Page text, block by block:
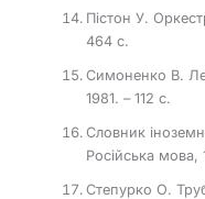
Пістон У.
464 с.
Симоненко В.
1981. – 112 с.
Словник
Російська мова,
Степурко О.